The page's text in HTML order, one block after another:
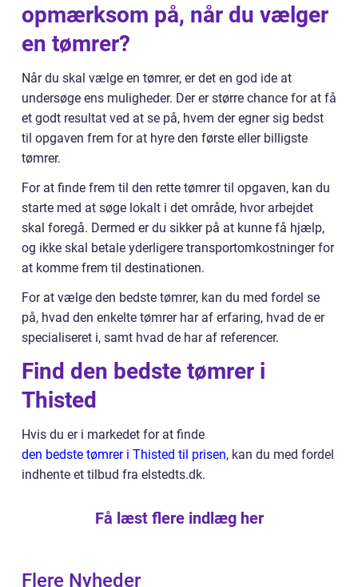
opmærksom på, når du vælger
en tømrer?
Når du skal vælge en tømrer, er det en god ide at
undersøge ens muligheder. Der er større chance for at få
et godt resultat ved at se på, hvem der egner sig bedst
til opgaven frem for at hyre den første eller billigste
tømrer.
For at finde frem til den rette tømrer til opgaven, kan du
starte med at søge lokalt i det område, hvor arbejdet
skal foregå. Dermed er du sikker på at kunne få hjælp,
og ikke skal betale yderligere transportomkostninger for
at komme frem til destinationen.
For at vælge den bedste tømrer, kan du med fordel se
på, hvad den enkelte tømrer har af erfaring, hvad de er
specialiseret i, samt hvad de har af referencer.
Find den bedste tømrer i
Thisted
Hvis du er i markedet for at finde
den bedste tømrer i Thisted til prisen, kan du med fordel
indhente et tilbud fra elstedts.dk.
Få læst flere indlæg her
Flere Nyheder